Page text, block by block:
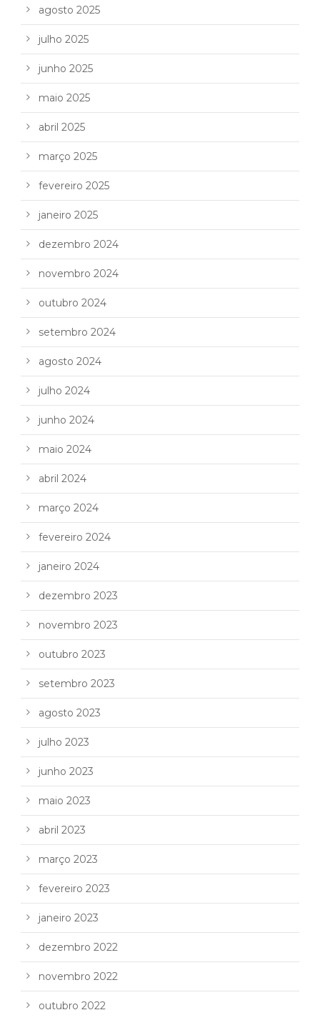
agosto 2025
julho 2025
junho 2025
maio 2025
abril 2025
março 2025
fevereiro 2025
janeiro 2025
dezembro 2024
novembro 2024
outubro 2024
setembro 2024
agosto 2024
julho 2024
junho 2024
maio 2024
abril 2024
março 2024
fevereiro 2024
janeiro 2024
dezembro 2023
novembro 2023
outubro 2023
setembro 2023
agosto 2023
julho 2023
junho 2023
maio 2023
abril 2023
março 2023
fevereiro 2023
janeiro 2023
dezembro 2022
novembro 2022
outubro 2022